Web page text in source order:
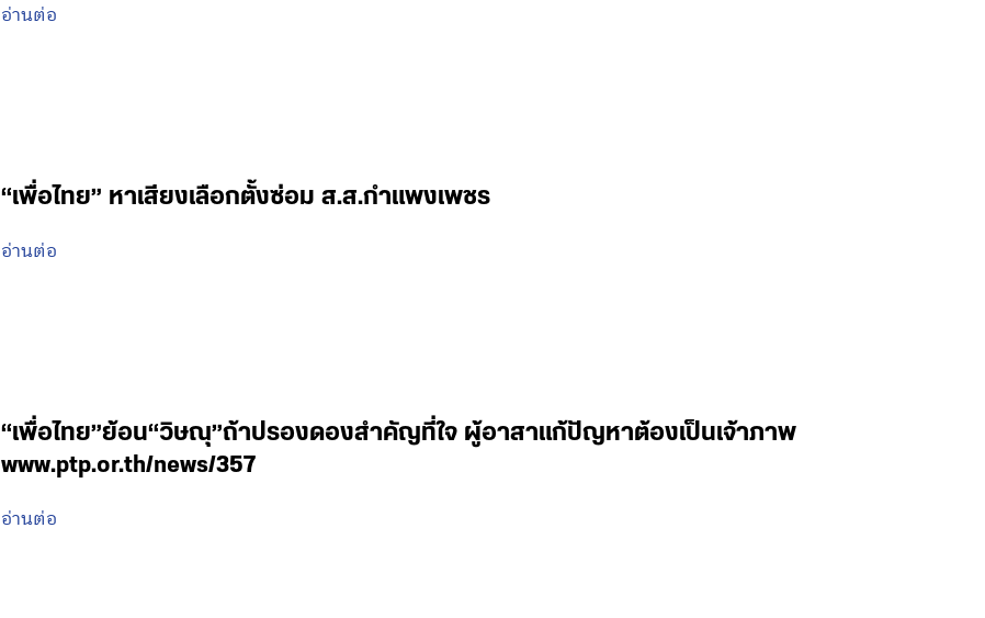
อ่านต่อ
“เพื่อไทย” หาเสียงเลือกตั้งซ่อม ส.ส.กำแพงเพชร
อ่านต่อ
“เพื่อไทย”ย้อน“วิษณุ”ถ้าปรองดองสำคัญที่ใจ ผู้อาสาแก้ปัญหาต้องเป็นเจ้าภาพ
www.ptp.or.th/news/357
อ่านต่อ